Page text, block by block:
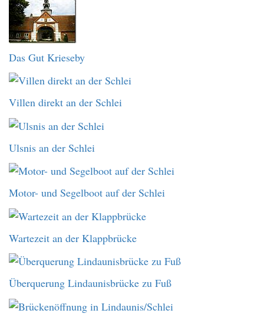
Das Gut Krieseby
Villen direkt an der Schlei
Ulsnis an der Schlei
Motor- und Segelboot auf der Schlei
Wartezeit an der Klappbrücke
Überquerung Lindaunisbrücke zu Fuß